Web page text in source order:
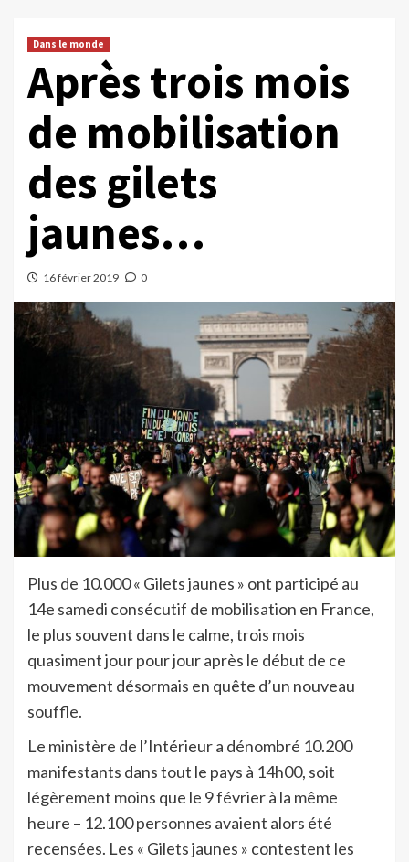
Dans le monde
Après trois mois
de mobilisation
des gilets
jaunes…
16 février 2019 0
Plus de 10.000 « Gilets jaunes » ont participé au
14e samedi consécutif de mobilisation en France,
le plus souvent dans le calme, trois mois
quasiment jour pour jour après le début de ce
mouvement désormais en quête d’un nouveau
souffle.
Le ministère de l’Intérieur a dénombré 10.200
manifestants dans tout le pays à 14h00, soit
légèrement moins que le 9 février à la même
heure – 12.100 personnes avaient alors été
recensées. Les « Gilets jaunes » contestent les